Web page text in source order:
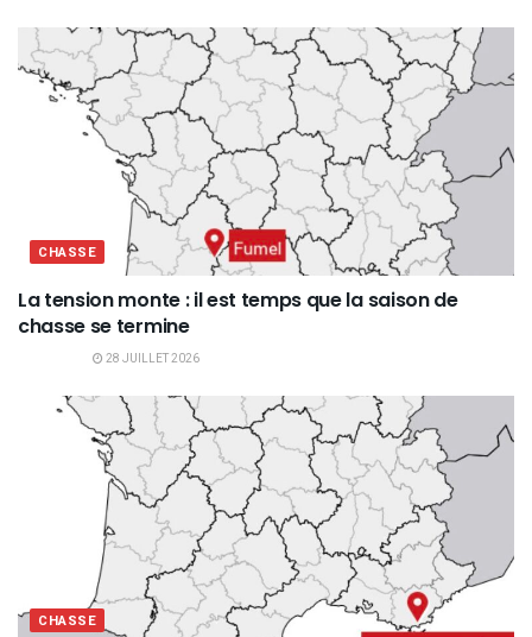
CHASSE
La tension monte : il est temps que la saison de
chasse se termine
28 JUILLET 2026
CHASSE